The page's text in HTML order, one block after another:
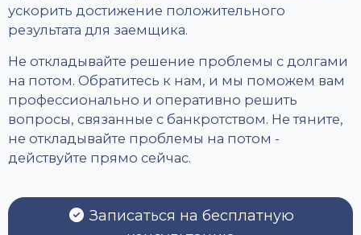
ускорить достижение положительного
результата для заемщика.
Не откладывайте решение проблемы с долгами
на потом. Обратитесь к нам, и мы поможем вам
профессионально и оперативно решить
вопросы, связанные с банкротством. Не тяните,
не откладывайте проблемы на потом -
действуйте прямо сейчас.
Записаться на бесплатную